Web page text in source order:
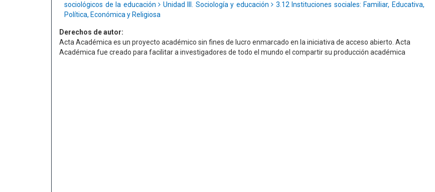
sociológicos de la educación
Unidad III. Sociología y educación
3.12 Instituciones sociales: Familiar, Educativa,
Política, Económica y Religiosa
Derechos de autor:
Acta Académica es un proyecto académico sin fines de lucro enmarcado en la iniciativa de acceso abierto. Acta
Académica fue creado para facilitar a investigadores de todo el mundo el compartir su producción académica